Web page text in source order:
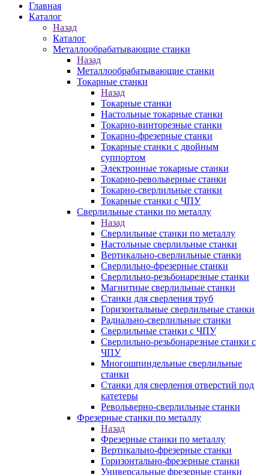
Главная
Каталог
Назад
Каталог
Металлообрабатывающие станки
Назад
Металлообрабатывающие станки
Токарные станки
Назад
Токарные станки
Настольные токарные станки
Токарно-винторезные станки
Токарно-фрезерные станки
Токарные станки с двойным
суппортом
Электронные токарные станки
Токарно-револьверные станки
Токарно-сверлильные станки
Токарные станки с ЧПУ
Сверлильные станки по металлу
Назад
Сверлильные станки по металлу
Настольные сверлильные станки
Вертикально-сверлильные станки
Сверлильно-фрезерные станки
Сверлильно-резьбонарезные станки
Магнитные сверлильные станки
Станки для сверления труб
Горизонтальные сверлильные станки
Радиально-сверлильные станки
Сверлильные станки с ЧПУ
Сверлильно-резьбонарезные станки с
ЧПУ
Многошпиндельные сверлильные
станки
Станки для сверления отверстий под
катетеры
Револьверно-сверлильные станки
Фрезерные станки по металлу
Назад
Фрезерные станки по металлу
Вертикально-фрезерные станки
Горизонтально-фрезерные станки
Универсальные фрезерные станки